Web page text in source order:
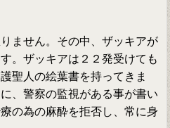
ません。その中、ザッキアが
。ザッキアは２２発受けても
聖人の絵葉書を持ってきま
、警察の監視がある事が書い
の為の麻酔を拒否し、常に身